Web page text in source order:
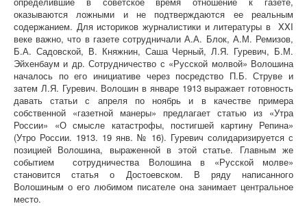
оказываются ложными и не подтверждаются ее реальным
содержанием. Для историков журналистики и литературы в XXI
веке важно, что в газете сотрудничали А.А. Блок, А.М. Ремизов,
Б.А. Садовской, В. Княжнин, Саша Черный, Л.Я. Гуревич, Б.М.
Эйхенбаум и др. Сотрудничество с «Русской молвой» Волошина
началось по его инициативе через посредство П.Б. Струве и
затем Л.Я. Гуревич. Волошин в январе 1913 выражает готовность
давать статьи с апреля по ноябрь и в качестве примера
собственной «газетной манеры» предлагает статью из «Утра
России» «О смысле катастрофы, постигшей картину Репина»
(Утро России. 1913. 19 янв. № 16). Гуревич солидаризируется с
позицией Волошина, выраженной в этой статье. Главным же
событием сотрудничества Волошина в «Русской молве»
становится статья о Достоевском. В ряду написанного
Волошиным о его любимом писателе она занимает центральное
место.